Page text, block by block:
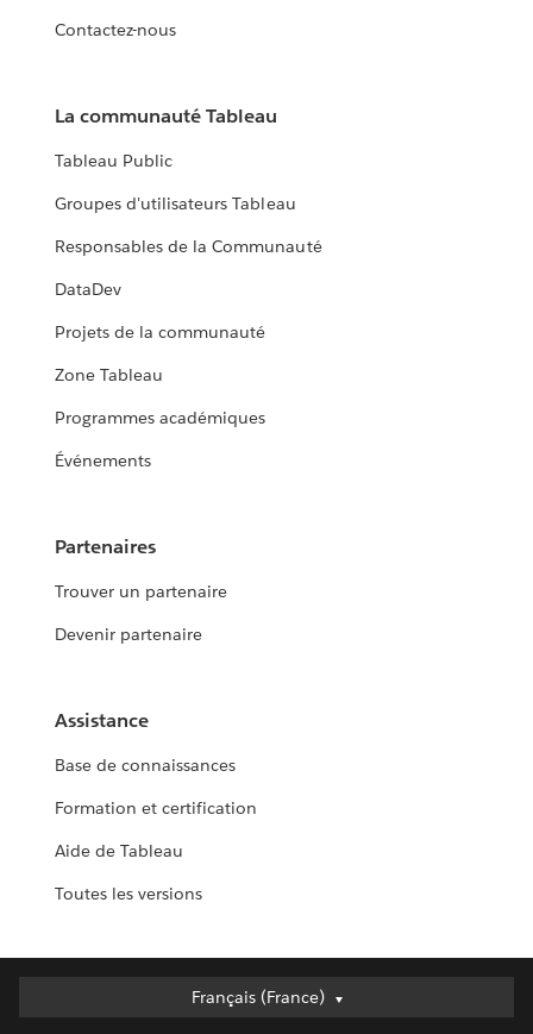
Contactez-nous
La communauté Tableau
Tableau Public
Groupes d'utilisateurs Tableau
Responsables de la Communauté
DataDev
Projets de la communauté
Zone Tableau
Programmes académiques
Événements
Partenaires
Trouver un partenaire
Devenir partenaire
Assistance
Base de connaissances
Formation et certification
Aide de Tableau
Toutes les versions
Français (France)
Français (France)